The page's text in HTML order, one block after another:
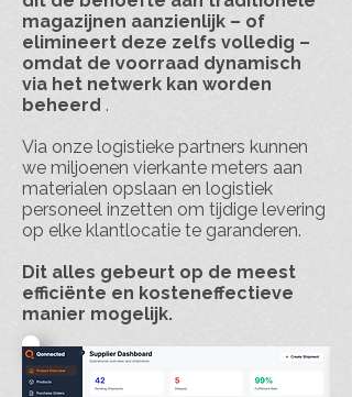
magazijnen aanzienlijk – of
elimineert deze zelfs volledig –
omdat de voorraad dynamisch
via het netwerk kan worden
beheerd .
Via onze logistieke partners kunnen
we miljoenen vierkante meters aan
materialen opslaan en logistiek
personeel inzetten om tijdige levering
op elke klantlocatie te garanderen.
Dit alles gebeurt op de meest
efficiënte en kosteneffectieve
manier mogelijk.